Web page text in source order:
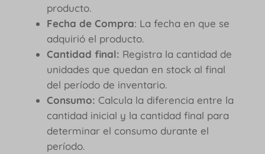
producto.
Fecha de Compra: La fecha en que se
adquirió el producto.
Cantidad final: Registra la cantidad de
unidades que quedan en stock al final
del período de inventario.
Consumo: Calcula la diferencia entre la
cantidad inicial y la cantidad final para
determinar el consumo durante el
período.